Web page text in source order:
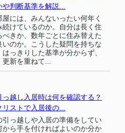
判断基準を解説...
屋には、みんないったい何年く
続けているのか。自分は長く住
べきか、数年ごとに住み替えた
いのか。こうした疑問を持ちな
はっきりした基準が分からず、
新を重ねて...
っ越し入居時は何を確認する？
ストで入居後の...
引っ越しや入居の準備をしてい
から手を付ければよいのか分か